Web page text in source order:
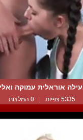
אוראלית עמוקה
5335 צפיות | 0 המלצות